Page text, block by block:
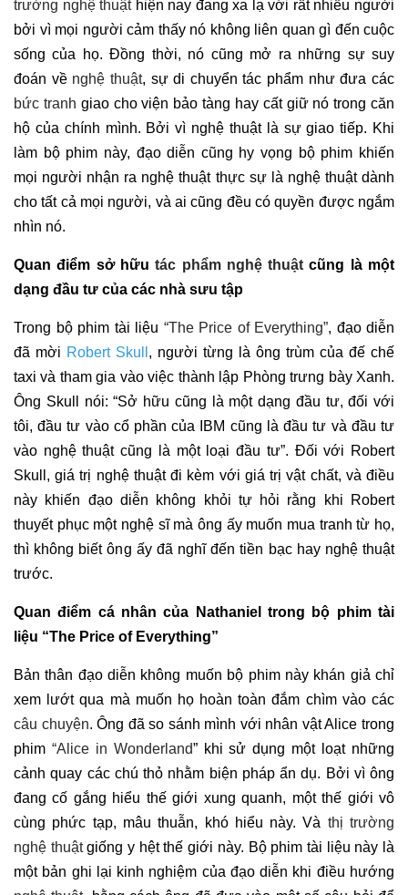
trường nghệ thuậthiện nay đang xa lạ với rất nhiều người
bởi vì mọi người cảm thấy nó không liên quan gì đến cuộc
sống của họ. Đồng thời, nó cũng mở ra những sự suy
đoán về nghệ thuật, sự di chuyển tác phẩm như đưa các
bức tranh giao cho viện bảo tàng hay cất giữ nó trong căn
hộ của chính mình. Bởi vì nghệ thuật là sự giao tiếp. Khi
làm bộ phim này, đạo diễn cũng hy vọng bộ phim khiến
mọi người nhận ra nghệ thuật thực sự là nghệ thuật dành
cho tất cả mọi người, và ai cũng đều có quyền được ngắm
nhìn nó.
Quan điểm sở hữutác phẩm nghệ thuật cũng là một
dạng đầu tư của các nhà sưu tập
Trong bộ phim tài liệu “The Price of Everything”, đạo diễn
đã mời Robert Skull , người từng là ông trùm của đế chế
taxi và tham gia vào việc thành lập Phòng trưng bày Xanh.
Ông Skull nói: “Sở hữu cũng là một dạng đầu tư, đối với
tôi, đầu tư vào cổ phần của IBM cũng là đầu tư và đầu tư
vào nghệ thuật cũng là một loại đầu tư”. Đối với Robert
Skull, giá trị nghệ thuật đi kèm với giá trị vật chất, và điều
này khiến đạo diễn không khỏi tự hỏi rằng khi Robert
thuyết phục một nghệ sĩ mà ông ấy muốn mua tranh từ họ,
thì không biết ông ấy đã nghĩ đến tiền bạc hay nghệ thuật
trước.
Quan điểm cá nhân của Nathaniel trong bộ phim tài
liệu “The Price of Everything”
Bản thân đạo diễn không muốn bộ phim này khán giả chỉ
xem lướt qua mà muốn họ hoàn toàn đắm chìm vào các
câu chuyện. Ông đã so sánh mình với nhân vật Alice trong
phim “Alice in Wonderland” khi sử dụng một loạt những
cảnh quay các chú thỏ nhằm biện pháp ẩn dụ. Bởi vì ông
đang cố gắng hiểu thế giới xung quanh, một thế giới vô
cùng phức tạp, mâu thuẫn, khó hiểu này. Và thị trường
nghệ thuậtgiống y hệt thế giới này. Bộ phim tài liệu này là
một bản ghi lại kinh nghiệm của đạo diễn khi điều hướng